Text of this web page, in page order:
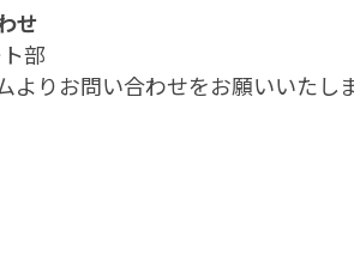
せ
部
よりお問い合わせをお願いいたしま